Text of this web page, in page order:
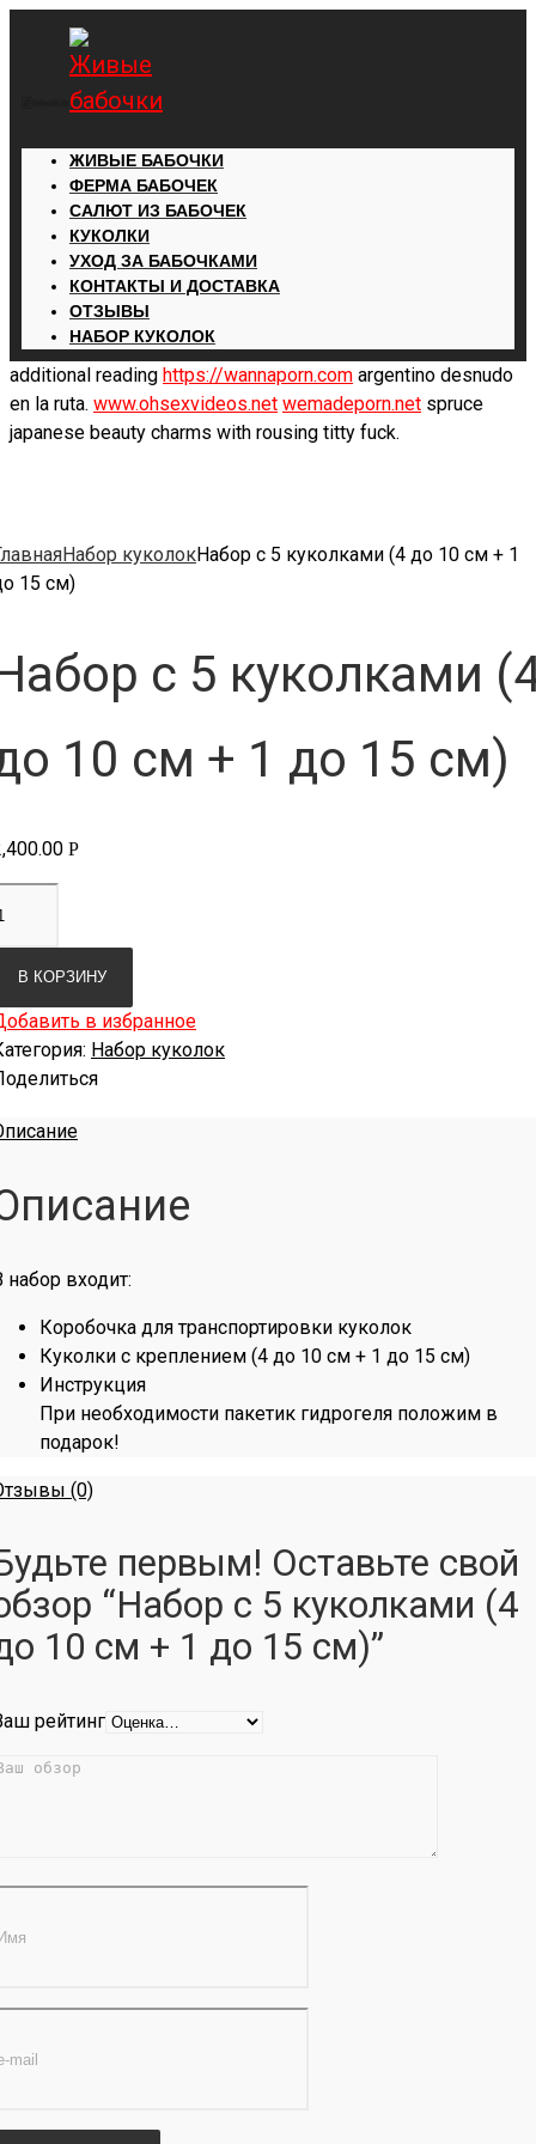
ЖИВЫЕ БАБОЧКИ
ФЕРМА БАБОЧЕК
САЛЮТ ИЗ БАБОЧЕК
КУКОЛКИ
УХОД ЗА БАБОЧКАМИ
КОНТАКТЫ И ДОСТАВКА
ОТЗЫВЫ
НАБОР КУКОЛОК
additional reading https://wannaporn.com argentino desnudo
en la ruta. www.ohsexvideos.net wemadeporn.net spruce
japanese beauty charms with rousing titty fuck.
Набор куколокНабор с 5 куколками (4 до 10 см + 1
15 см)
с 5 куколками
10 см + 1 до 15 см)
Р
В КОРЗИНУ
в избранное
Набор куколок
набор входит:
Коробочка для транспортировки куколок
Куколки с креплением (4 до 10 см + 1 до 15 см)
Инструкция
При необходимости пакетик гидрогеля положим в
подарок!
(0)
первым! Оставьте свой
“Набор с 5 куколками (4
10 см + 1 до 15 см)”
рейтинг